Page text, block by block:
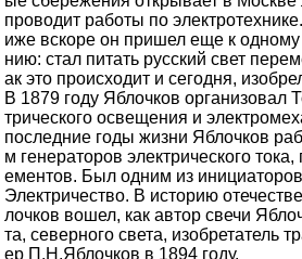
проводит работы по
иже вскоре он пришел еще к
нию: стал питать русский свет
ак это происходит и сегодня,
В 1879 году Яблочков организовал
трического освещения и
последние годы жизни Яблочков
м генераторов электрического тока,
ементов. Был одним из
Электричество. В историю
лочков вошел, как автор свечи
та, северного света, изобретатель
ер П.Н.Яблочков в 1894 году.